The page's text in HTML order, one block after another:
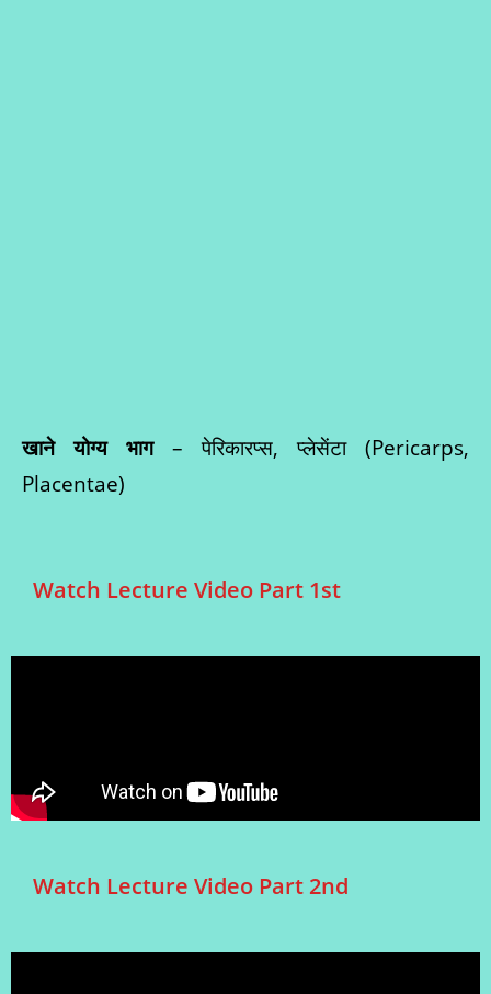
खाने योग्य भाग– पेरिकारप्स, प्लेसेंटा (Pericarps,
Placentae)
Watch Lecture Video Part 1st
Watch Lecture Video Part 2nd